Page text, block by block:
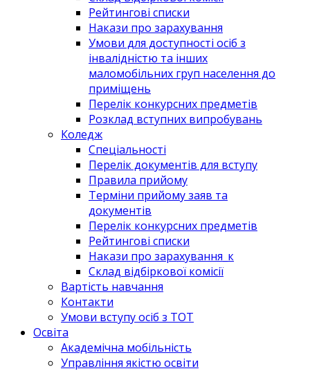
Рейтингові списки
Накази про зарахування
Умови для доступності осіб з
інвалідністю та інших
маломобільних груп населення до
приміщень
Перелік конкурсних предметів
Розклад вступних випробувань
Коледж
Спеціальності
Перелік документів для вступу
Правила прийому
Терміни прийому заяв та
документів
Перелік конкурсних предметів
Рейтингові списки
Накази про зарахування_к
Склад відбіркової комісії
Вартість навчання
Контакти
Умови вступу осіб з ТОТ
Освіта
Академічна мобільність
Управління якістю освіти